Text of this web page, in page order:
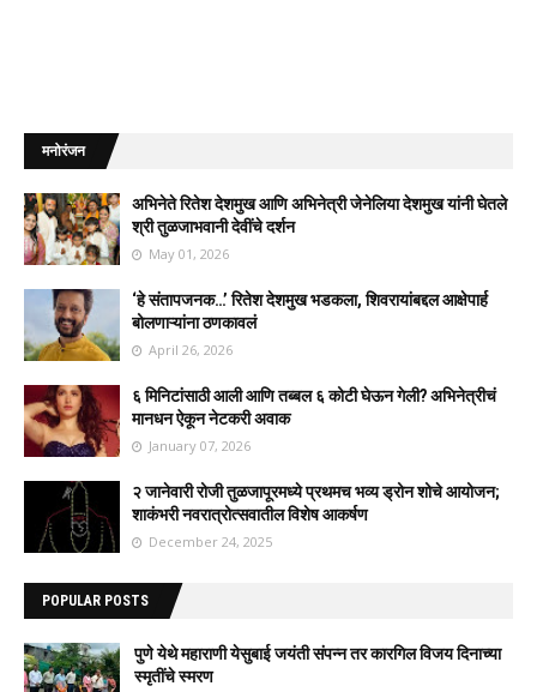
मनोरंजन
अभिनेते रितेश देशमुख आणि अभिनेत्री जेनेलिया देशमुख यांनी घेतले
श्री तुळजाभवानी देवींचे दर्शन
May 01, 2026
‘हे संतापजनक…’ रितेश देशमुख भडकला, शिवरायांबद्दल आक्षेपार्ह
बोलणाऱ्यांना ठणकावलं
April 26, 2026
६ मिनिटांसाठी आली आणि तब्बल ६ कोटी घेऊन गेली? अभिनेत्रीचं
मानधन ऐकून नेटकरी अवाक
January 07, 2026
२ जानेवारी रोजी तुळजापूरमध्ये प्रथमच भव्य ड्रोन शोचे आयोजन;
शाकंभरी नवरात्रोत्सवातील विशेष आकर्षण
December 24, 2025
POPULAR POSTS
पुणे येथे महाराणी येसुबाई जयंती संपन्न तर कारगिल विजय दिनाच्या
स्मृतींचे स्मरण